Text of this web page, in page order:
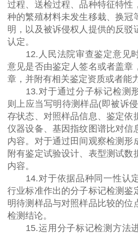
过程、送检过程、品种特征特性
种的繁殖材料未发生移栽、换冠
明，以及被诉侵权人提供的反驳
认定。
12.人民法院审查鉴定意见
意见是否由鉴定人签名或者盖章
章，并附有相关鉴定资质或者能
13.对于通过分子标记检测
则上应当写明待测样品(即被诉
存状态、对照样品信息、鉴定依
仪器设备、基因指纹图谱比对信
内容。对于通过田间观察检测形
附有鉴定试验设计、表型测试数
内容。
14.对于依据品种同一性认
行业标准作出的分子标记检测鉴
明待测样品与对照样品比较的位
检测结论。
15.运用分子标记检测方法